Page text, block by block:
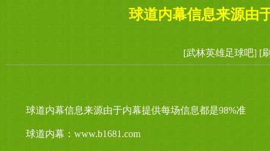
球道内幕信息来源由
[武林英雄足球吧] [
球道内幕信息来源由于内幕提供每场信息都是98%准
球道内幕：www.b1681.com